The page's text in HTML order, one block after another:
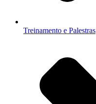
Treinamento e Palestras